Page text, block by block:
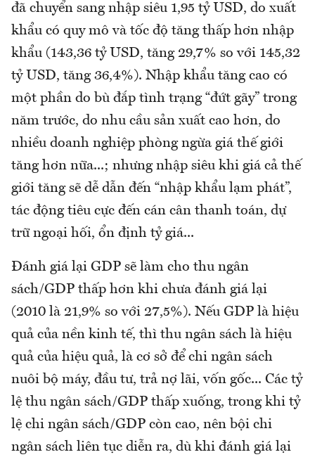
đã chuyển sang nhập siêu 1,95 tỷ USD, do xuất
khẩu có quy mô và tốc độ tăng thấp hơn nhập
khẩu (143,36 tỷ USD, tăng 29,7% so với 145,32
tỷ USD, tăng 36,4%). Nhập khẩu tăng cao có
một phần do bù đắp tình trạng “đứt gãy” trong
năm trước, do nhu cầu sản xuất cao hơn, do
nhiều doanh nghiệp phòng ngừa giá thế giới
tăng hơn nữa...; nhưng nhập siêu khi giá cả thế
giới tăng sẽ dễ dẫn đến “nhập khẩu lạm phát”,
tác động tiêu cực đến cán cân thanh toán, dự
trữ ngoại hối, ổn định tỷ giá...
Đánh giá lại GDP sẽ làm cho thu ngân
sách/GDP thấp hơn khi chưa đánh giá lại
(2010 là 21,9% so với 27,5%). Nếu GDP là hiệu
quả của nền kinh tế, thì thu ngân sách là hiệu
quả của hiệu quả, là cơ sở để chi ngân sách
nuôi bộ máy, đầu tư, trả nợ lãi, vốn gốc... Các tỷ
lệ thu ngân sách/GDP thấp xuống, trong khi tỷ
lệ chi ngân sách/GDP còn cao, nên bội chi
ngân sách liên tục diễn ra, dù khi đánh giá lại